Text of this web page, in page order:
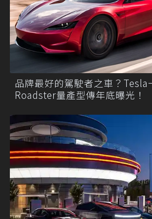
品牌最好的駕駛者之車？Tesla
Roadster量產型傳年底曝光！